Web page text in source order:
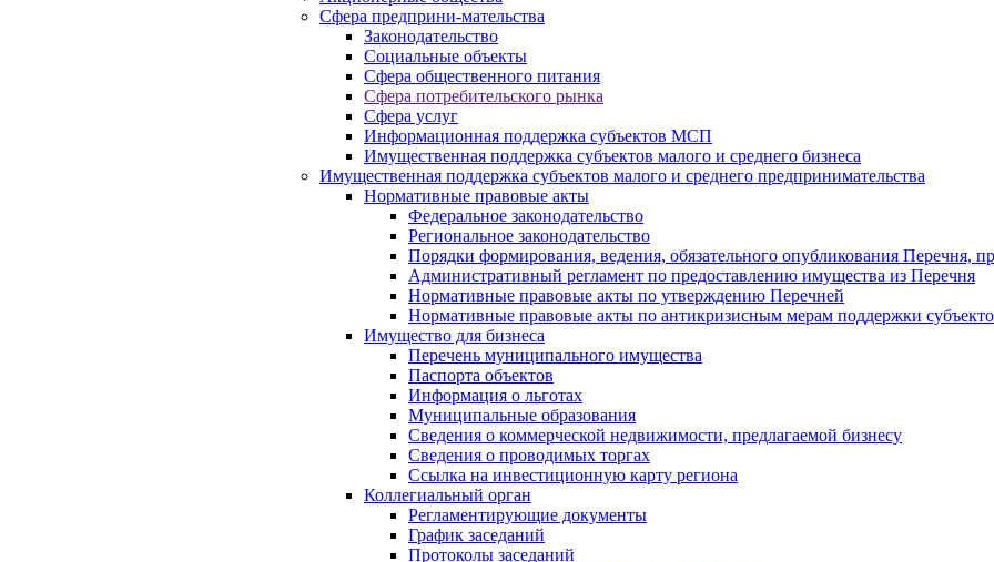
Сфера предприни-мательства
Законодательство
Социальные объекты
Сфера общественного питания
Сфера потребительского рынка
Сфера услуг
Информационная поддержка субъектов МСП
Имущественная поддержка субъектов малого и среднего бизнеса
Имущественная поддержка субъектов малого и среднего предпринимательства
Нормативные правовые акты
Федеральное законодательство
Региональное законодательство
Порядки формирования, ведения, обязательного опубликования Перечня,
Административный регламент по предоставлению имущества из Перечня
Нормативные правовые акты по утверждению Перечней
Нормативные правовые акты по антикризисным мерам поддержки
Имущество для бизнеса
Перечень муниципального имущества
Паспорта объектов
Информация о льготах
Муниципальные образования
Сведения о коммерческой недвижимости, предлагаемой бизнесу
Сведения о проводимых торгах
Ссылка на инвестиционную карту региона
Коллегиальный орган
Регламентирующие документы
График заседаний
Протоколы заседаний